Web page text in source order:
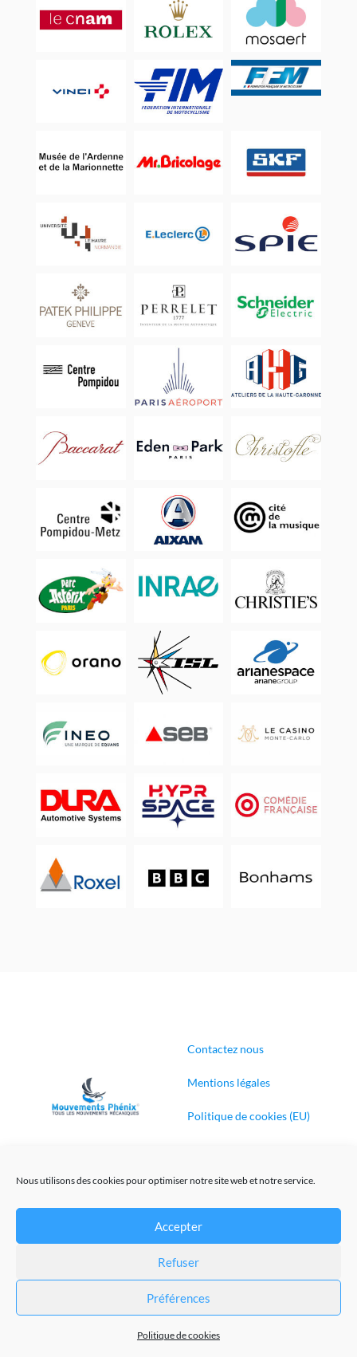
Nous utilisons des cookies pour optimiser notre site web et notre service.
Accepter
Refuser
Préférences
Politique de cookies
Contactez nous
Mentions légales
Politique de cookies (EU)
@Mouvements-Phenix 2023